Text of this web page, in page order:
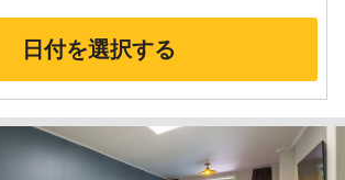
日付を選択する